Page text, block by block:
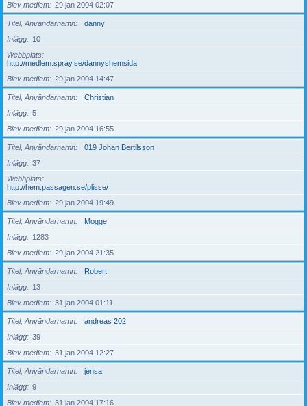
Blev medlem
29 jan 2004 02:07
Titel, Användarnamn
danny
Inlägg
10
Webbplats
http://medlem.spray.se/dannyshemsida
Blev medlem
29 jan 2004 14:47
Titel, Användarnamn
Christian
Inlägg
5
Blev medlem
29 jan 2004 16:55
Titel, Användarnamn
019 Johan Bertilsson
Inlägg
37
Webbplats
http://hem.passagen.se/plisse/
Blev medlem
29 jan 2004 19:49
Titel, Användarnamn
Mogge
Inlägg
1283
Blev medlem
29 jan 2004 21:35
Titel, Användarnamn
Robert
Inlägg
13
Blev medlem
31 jan 2004 01:11
Titel, Användarnamn
andreas 202
Inlägg
39
Blev medlem
31 jan 2004 12:27
Titel, Användarnamn
jensa
Inlägg
9
Blev medlem
31 jan 2004 17:16